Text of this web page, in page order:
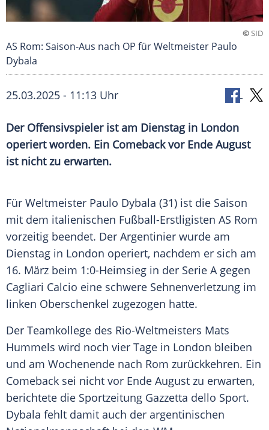
©SID
AS Rom: Saison-Aus nach OP für Weltmeister Paulo
Dybala
25.03.2025 - 11:13 Uhr
Der Offensivspieler ist am Dienstag in London
operiert worden. Ein Comeback vor Ende August
ist nicht zu erwarten.
Für Weltmeister Paulo Dybala (31) ist die Saison
mit dem italienischen Fußball-Erstligisten AS Rom
vorzeitig beendet. Der Argentinier wurde am
Dienstag in London operiert, nachdem er sich am
16. März beim 1:0-Heimsieg in der Serie Agegen
Cagliari Calcio eine schwere Sehnenverletzung im
linken Oberschenkel zugezogen hatte.
Der Teamkollege des Rio-Weltmeisters Mats
Hummels wird noch vier Tage in London bleiben
und am Wochenende nach Rom zurückkehren. Ein
Comeback sei nicht vor Ende August zu erwarten,
berichtete die Sportzeitung Gazzetta dello Sport.
Dybala fehlt damit auch der argentinischen